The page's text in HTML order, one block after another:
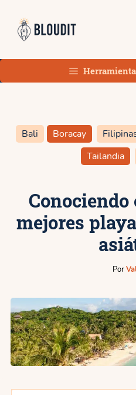
contenido
Bali Boracay
Tailandia
Conociendo
mejores
Por